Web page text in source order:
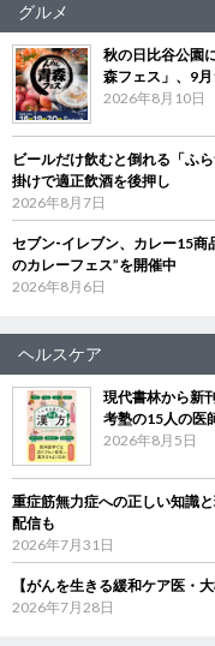
グルメ
秋の日比谷公
森フェス」、9
2026年8月10日
ビールだけ飲むと倒れる「ふ
掛けで適正飲酒を後押し
2026年8月7日
セブン‐イレブン、カレー15
のカレーフェス”を開催中
2026年8月6日
ヘルスケア
現代書林から新
考塾の15人の医
2026年8月5日
重症筋無力症への正しい知識
配信も
2026年7月31日
【がんを生きる緩和ケア医・
2026年7月28日